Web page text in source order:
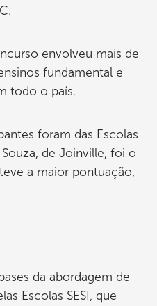
envolveu mais de
fundamental e
todo o país.
foram das Escolas
Souza, de Joinville, foi o
a maior pontuação,
da abordagem de
Escolas SESI, que